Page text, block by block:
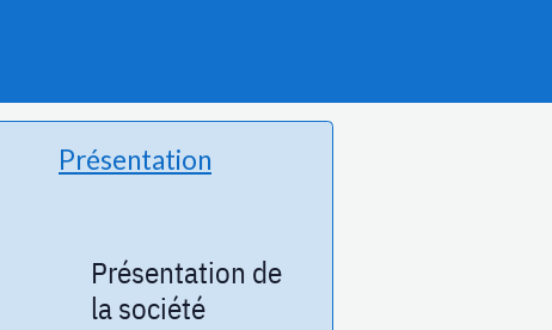
Présentation
Présentation de
la société